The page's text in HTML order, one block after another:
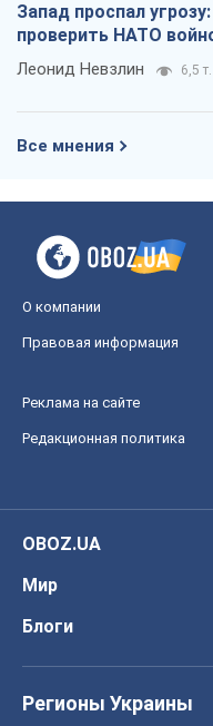
Запад проспал
проверить НАТО
Леонид Невзлин 6,5 т.
Все мнения
О компании
Правовая информация
Реклама на сайте
Редакционная политика
OBOZ.UA
Мир
Блоги
Регионы Украины